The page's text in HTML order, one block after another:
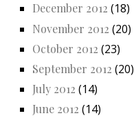
December 2012 (18)
November 2012 (20)
October 2012 (23)
September 2012 (20)
July 2012 (14)
June 2012 (14)